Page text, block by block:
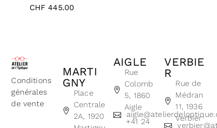
CHF 445.00
Conditions
générales
de vente
MARTI
GNY
Place
Centrale
2A, 1920
AIGLE
Rue
Colomb
5, 1860
Aigle
+41 24
VERBIE
R
Rue de
Médran
11, 1936
Verbier